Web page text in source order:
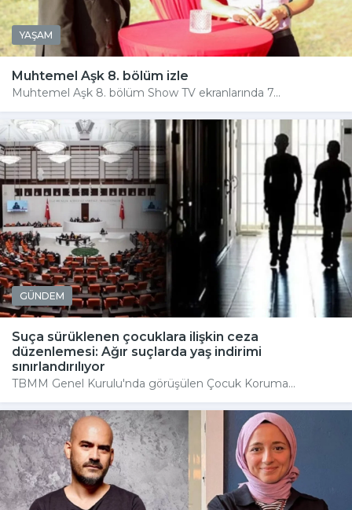
YAŞAM
Muhtemel Aşk 8. bölüm izle
Muhtemel Aşk 8. bölüm Show TV ekranlarında 7...
GÜNDEM
Suça sürüklenen çocuklara ilişkin ceza
düzenlemesi: Ağır suçlarda yaş indirimi
sınırlandırılıyor
TBMM Genel Kurulu'nda görüşülen Çocuk Koruma...